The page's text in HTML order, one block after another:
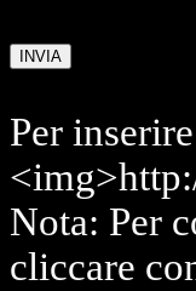
Per
Nota: Per
cliccare